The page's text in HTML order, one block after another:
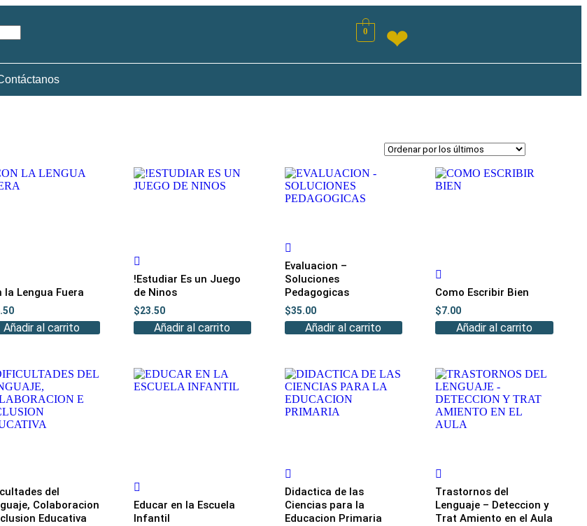
0 ❤
la Lengua Fuera
Añadir al carrito
!Estudiar Es un Juego
de Ninos
$23.50
Añadir al carrito
Evaluacion –
Soluciones
Pedagogicas
$35.00
Añadir al carrito
Como Escribir Bien
$7.00
Añadir al carrito
del
Colaboracion
Educativa
Educar en la Escuela
Infantil
Didactica de las
Ciencias para la
Educacion Primaria
Trastornos del
Lenguaje – Deteccion y
Trat Amiento en el Aula